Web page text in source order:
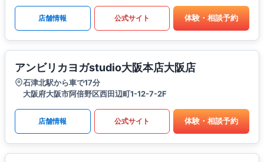
店舗情報 公式サイト 体験・相談予約
アンビリカヨガstudio大阪本店大阪店
石津北駅から車で17分
大阪府大阪市阿倍野区西田辺町1-12-7-2F
店舗情報 公式サイト 体験・相談予約